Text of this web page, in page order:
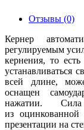
Отзывы (0)
Кернер
регулируемым
кернения, то
устанавливаться
всей длине,
оснащен
нажатии. Сила
из оцинкованной
презентации на